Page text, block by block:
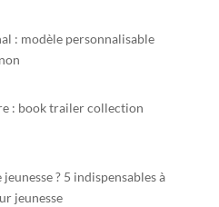
: modèle personnalisable
: book trailer collection
? 5 indispensables à
jeunesse